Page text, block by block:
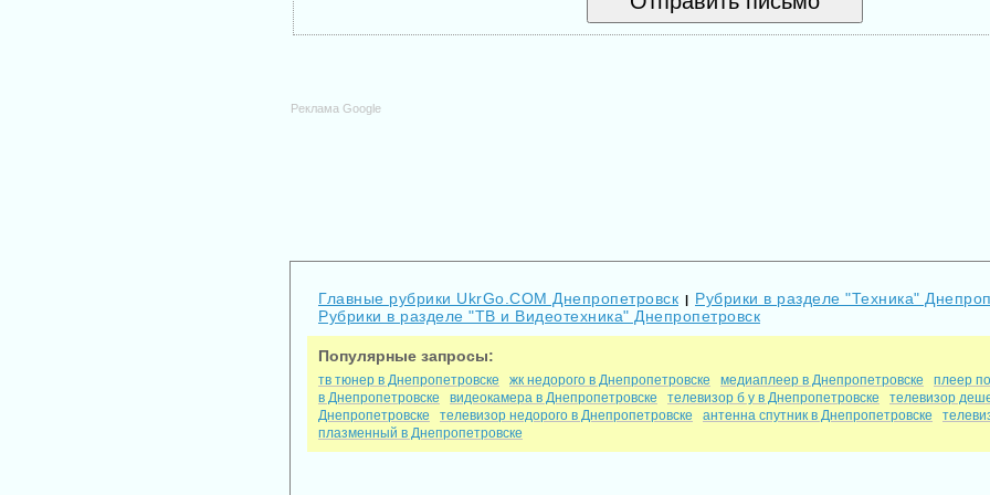
Реклама Google
Главные рубрики UkrGo.COM Днепропетровск | Рубрики в разделе "Техника"
Рубрики в разделе "ТВ и Видеотехника" Днепропетровск
Популярные запросы:
тв тюнер в Днепропетровске жк недорого в Днепропетровске медиаплеер в Днепропетровске
плеер
в Днепропетровске
видеокамера в Днепропетровске телевизор б у в Днепропетровске
телевизор
Днепропетровске
телевизор недорого в Днепропетровске антенна спутник в Днепропетровске
плазменный в Днепропетровске